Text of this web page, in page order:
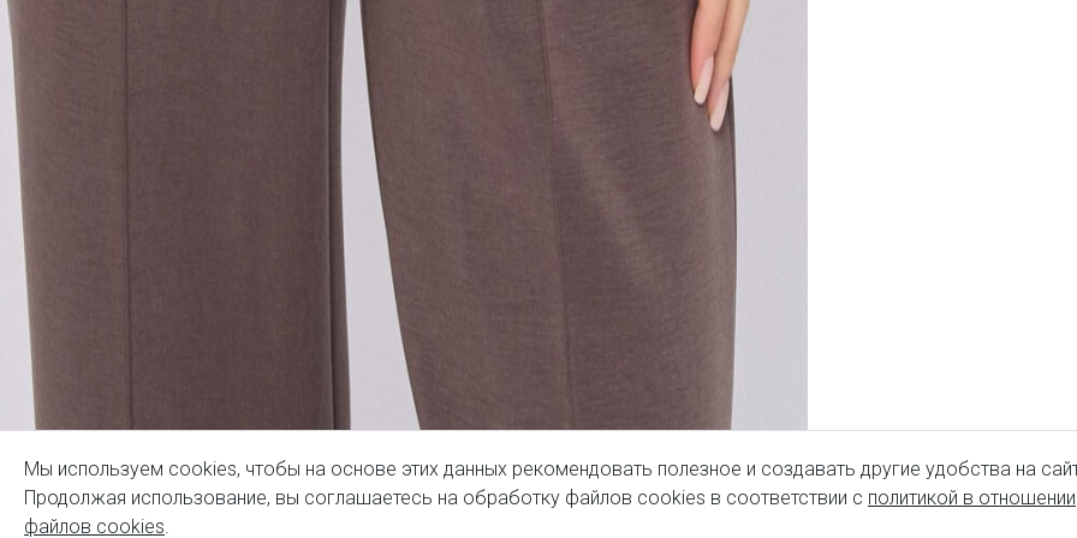
Мы используем cookies, чтобы на основе этих данных рекомендовать полезное и создавать другие удобства на
Продолжая использование, вы соглашаетесь на обработку файлов cookies в соответствии с политикой в отношении
файлов cookies.